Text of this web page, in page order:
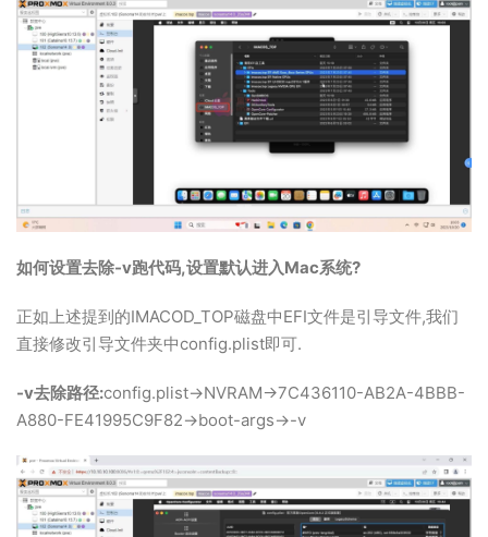
如何设置去除-v跑代码,设置默认进入Mac系统?
正如上述提到的IMACOD_TOP磁盘中EFI文件是引导文件,我们
直接修改引导文件夹中config.plist即可.
-v去除路径:config.plist->NVRAM->7C436110-AB2A-4BBB-
A880-FE41995C9F82->boot-args->-v